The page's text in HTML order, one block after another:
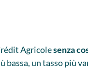
Agricolesenza
un tasso più